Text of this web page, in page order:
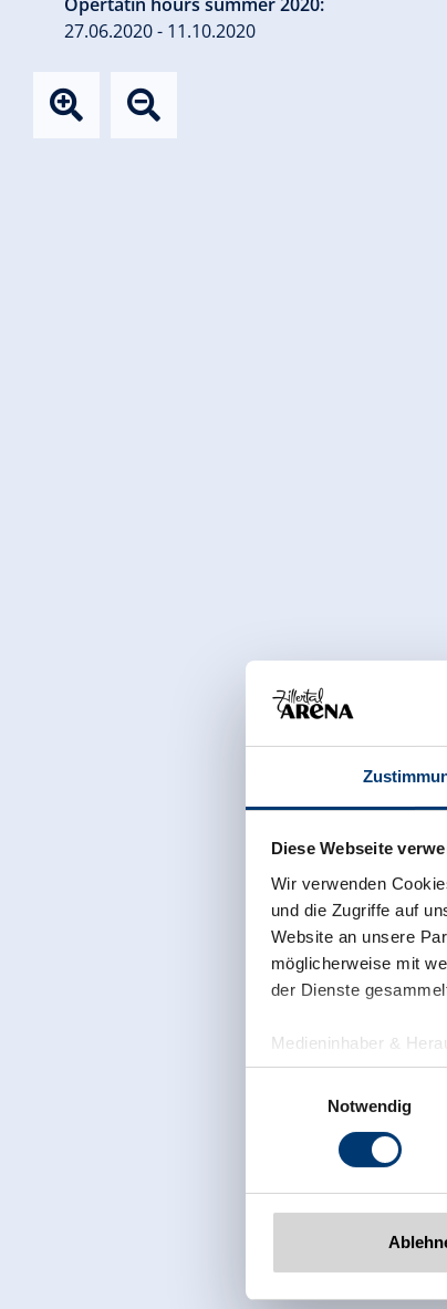
Diese Webseite
Wir verwenden
und die Zugriffe auf
Website an unsere
möglicherweise mit
der Dienste
Medieninhaber &
Zeller Bergbahnen
Rohr 23// A-6280 Zell
Notwendig
27.06.2020 - 11.10.2020